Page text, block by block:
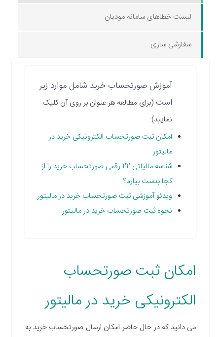
لیست خطاهای سامانه مودیان
سفارشی سازی
آموزش صورتحساب خرید شامل موارد زیر
است (برای مطالعه هر عنوان بر روی آن کلیک
نمایید):
امکان ثبت صورتحساب الکترونیکی خرید در
مالیتور
شناسه مالیاتی 22 رقمی صورتحساب خرید را از
کجا بدست بیارم؟
ویدئو آموزشی ثبت صورتحساب خرید در مالیتور
نحوه ثبت صورتحساب خرید در مالیتور
امکان ثبت صورتحساب
الکترونیکی خرید در مالیتور
می دانید که در حال حاضر امکان ارسال صورتحساب خرید به